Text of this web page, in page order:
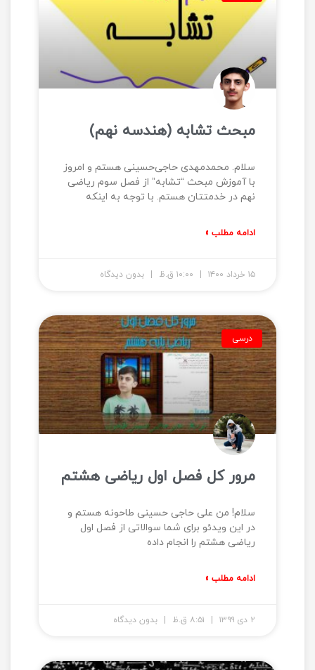
مبحث تشابه (هندسه نهم)
سلام. محمدمهدی حاجی‌حسینی هستم و امروز
با آموزش مبحث “تشابه” از فصل سوم ریاضی
نهم در خدمتتان هستم. با توجه به اینکه
ادامه مطلب »
۱۵ خرداد ۱۴۰۰ بدون دیدگاه
درسی
مرور کل فصل اول ریاضی هشتم
سلام! من علی حاجی حسینی طاحونه هستم و
در این ویدئو برای شما سوالاتی از فصل اول
ریاضی هشتم را انجام داده
ادامه مطلب »
۲ دی ۱۳۹۹ بدون دیدگاه